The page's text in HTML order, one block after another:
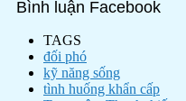
Bình luận Facebook
TAGS
đối phó
kỹ năng sống
tình huống khẩn cấp